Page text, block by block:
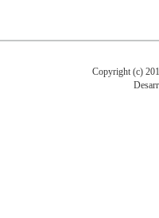
Copyright (c)